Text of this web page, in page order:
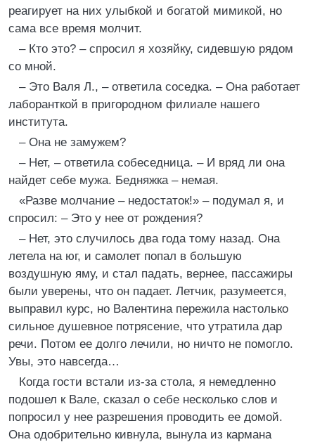
реагирует на них улыбкой и богатой мимикой, но
сама все время молчит.
– Кто это? – спросил я хозяйку, сидевшую рядом
со мной.
– Это Валя Л., – ответила соседка. – Она работает
лаборанткой в пригородном филиале нашего
института.
– Она не замужем?
– Нет, – ответила собеседница. – И вряд ли она
найдет себе мужа. Бедняжка – немая.
«Разве молчание – недостаток!» – подумал я, и
спросил: – Это у нее от рождения?
– Нет, это случилось два года тому назад. Она
летела на юг, и самолет попал в большую
воздушную яму, и стал падать, вернее, пассажиры
были уверены, что он падает. Летчик, разумеется,
выправил курс, но Валентина пережила настолько
сильное душевное потрясение, что утратила дар
речи. Потом ее долго лечили, но ничто не помогло.
Увы, это навсегда…
Когда гости встали из-за стола, я немедленно
подошел к Вале, сказал о себе несколько слов и
попросил у нее разрешения проводить ее домой.
Она одобрительно кивнула, вынула из кармана